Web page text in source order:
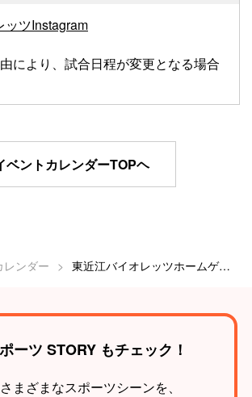
レンダー 東近江バイオレッツホームゲーム（女子硬式野球）
ッツInstagram
により、試合日程が変更となる場合
ベントカレンダーTOPヘ
ーツ STORY もチェック！
まざまなスポーツシーンを、